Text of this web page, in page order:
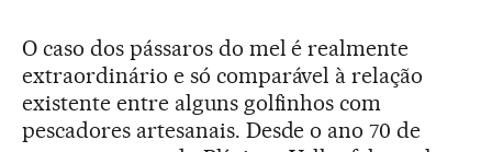
O caso dos pássaros do mel é realmente
extraordinário e só comparável à relação
existente entre alguns golfinhos com
pescadores artesanais. Desde o ano 70 de